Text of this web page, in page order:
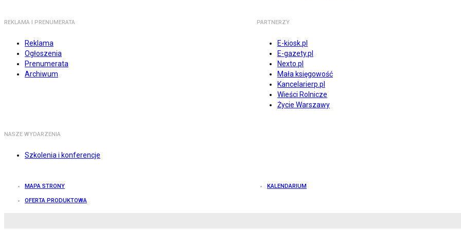
REKLAMA I PRENUMERATA
Reklama
Ogłoszenia
Prenumerata
Archiwum
PARTNERZY
E-kiosk.pl
E-gazety.pl
Nexto.pl
Mała księgowość
Kancelarierp.pl
Wieści Rolnicze
Życie Warszawy
NASZE WYDARZENIA
Szkolenia i konferencje
MAPA STRONY KALENDARIUM
OFERTA PRODUKTOWA